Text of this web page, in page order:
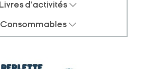
Livres d'activités
Consommables